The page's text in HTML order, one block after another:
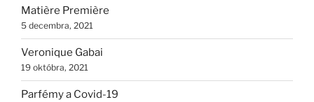
Matière Première
5 decembra, 2021
Veronique Gabai
19 októbra, 2021
Parfémy a Covid-19